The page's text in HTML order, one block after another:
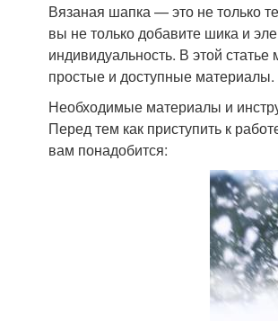
Вязаная шапка — это не только
вы не только добавите шика и
индивидуальность. В этой
простые и доступные материалы.
Необходимые материалы и
Перед тем как приступить к
вам понадобится: